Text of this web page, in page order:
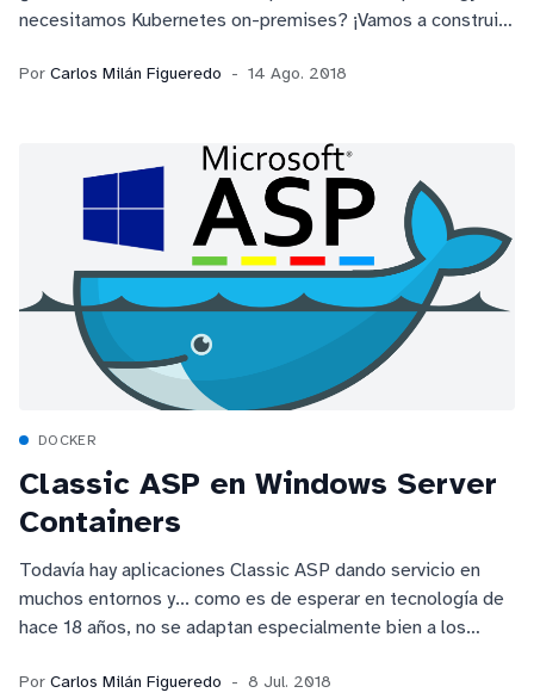
necesitamos Kubernetes on-premises? ¡Vamos a construir
balanceador L7!
Por Carlos Milán Figueredo 14 Ago. 2018
DOCKER
Classic ASP en Windows Server
Containers
Todavía hay aplicaciones Classic ASP dando servicio en
muchos entornos y... como es de esperar en tecnología de
hace 18 años, no se adaptan especialmente bien a los
DevOps... Sin embargo, ¡Docker y los Windows Server
Por Carlos Milán Figueredo 8 Jul. 2018